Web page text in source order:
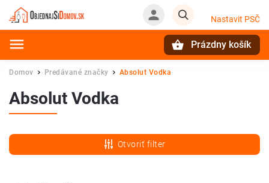
Nastavit PSČ
Prázdny košík
Domov / Predávané značky / Absolut Vodka
Absolut Vodka
Otvoriť filter